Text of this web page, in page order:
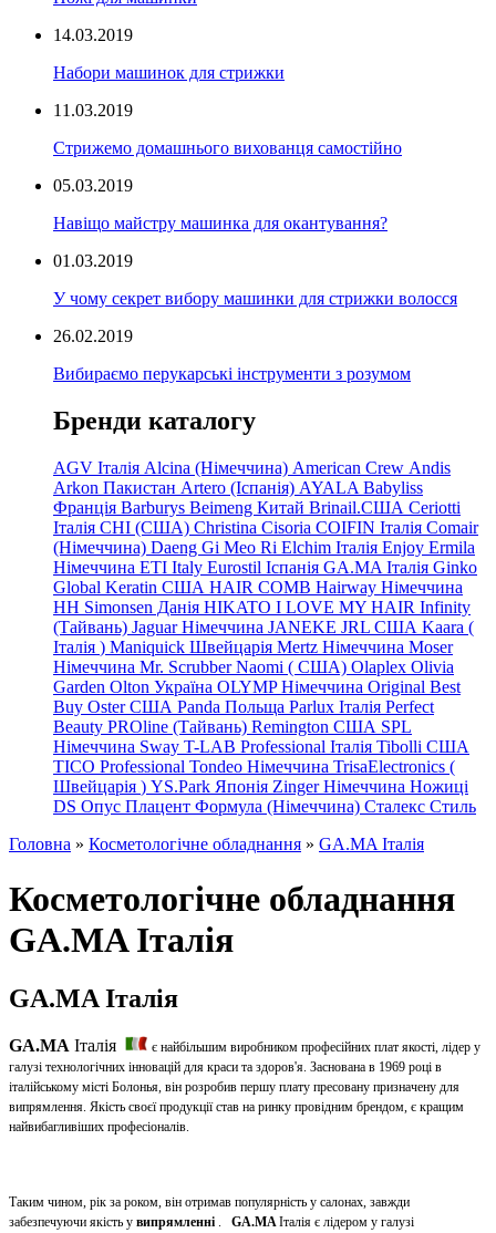
14.03.2019
Набори машинок для стрижки
11.03.2019
Стрижемо домашнього вихованця самостійно
05.03.2019
Навіщо майстру машинка для окантування?
01.03.2019
У чому секрет вибору машинки для стрижки волосся
26.02.2019
Вибираємо перукарські інструменти з розумом
Бренди каталогу
AGV Італія Alcina (Німеччина) American Crew Andis
Arkon Пакистан Artero (Іспанія) AYALA Babyliss
Франція Barburys Beimeng Китай Brinail.США Ceriotti
Італія CHI (США) Christina Cisoria COIFIN Італія Comair
(Німеччина) Daeng Gi Meo Ri Elchim Італія Enjoy Ermila
Німеччина ETI Italy Eurostil Іспанія GA.MA Італія Ginko
Global Keratin США HAIR COMB Hairway Німеччина
HH Simonsen Данія HIKATO I LOVE MY HAIR Infinity
(Тайвань) Jaguar Німеччина JANEKE JRL США Kaara (
Італія ) Maniquick Швейцарія Mertz Німеччина Moser
Німеччина Mr. Scrubber Naomi ( США) Olaplex Olivia
Garden Olton Україна OLYMP Німеччина Original Best
Buy Oster США Panda Польща Parlux Італія Perfect
Beauty PROline (Тайвань) Remington США SPL
Німеччина Sway T-LAB Professional Італія Tibolli США
TICO Professional Tondeo Німеччина TrisaElectronics (
Швейцарія ) YS.Park Японія Zinger Німеччина Ножиці
DS Опус Плацент Формула (Німеччина) Сталекс Стиль
Головна » Косметологічне обладнання » GA.MA Італія
Косметологічне обладнання
GA.MA Італія
GA.MA Італія
GA.MA Італія
є найбільшим виробником професійних плат якості, лідер у
галузі технологічних інновацій для краси та здоров'я. Заснована в 1969 році в
італійському місті Болонья, він розробив першу плату пресовану призначену для
випрямлення. Якість своєї продукції став на ринку провідним брендом, є кращим
найвибагливіших професіоналів.
Таким чином, рік за роком, він отримав популярність у салонах, завжди
забезпечуючи якість у випрямленні . GA.MAІталія є лідером у галузі